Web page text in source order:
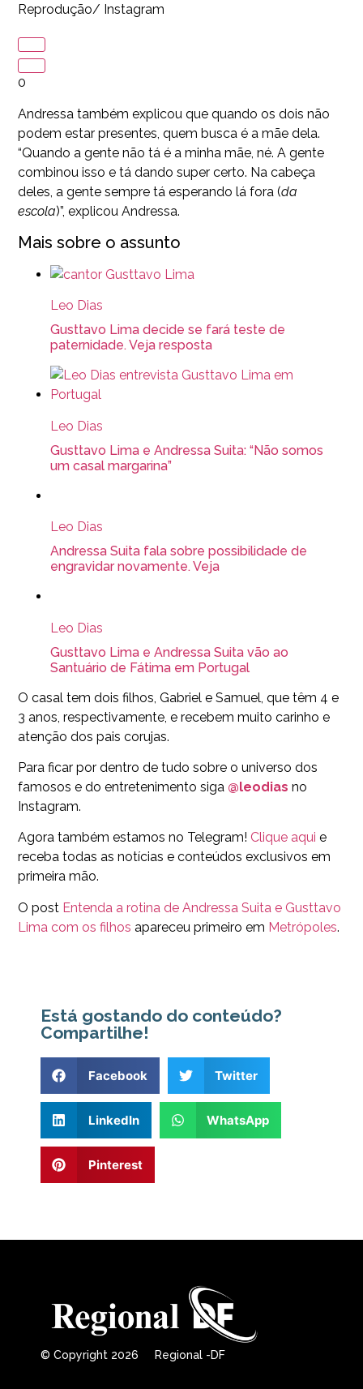
Reprodução/ Instagram
0
Andressa também explicou que quando os dois não
podem estar presentes, quem busca é a mãe dela.
“Quando a gente não tá é a minha mãe, né. A gente
combinou isso e tá dando super certo. Na cabeça
deles, a gente sempre tá esperando lá fora (da
escola)”, explicou Andressa.
Mais sobre o assunto
Leo Dias
Gusttavo Lima decide se fará teste de
paternidade. Veja resposta
Leo Dias
Gusttavo Lima e Andressa Suita: “Não somos
um casal margarina”
Leo Dias
Andressa Suita fala sobre possibilidade de
engravidar novamente. Veja
Leo Dias
Gusttavo Lima e Andressa Suita vão ao
Santuário de Fátima em Portugal
O casal tem dois filhos, Gabriel e Samuel, que têm 4 e
3 anos, respectivamente, e recebem muito carinho e
atenção dos pais corujas.
Para ficar por dentro de tudo sobre o universo dos
famosos e do entretenimento siga @leodias no
Instagram.
Agora também estamos no Telegram! Clique aqui e
receba todas as notícias e conteúdos exclusivos em
primeira mão.
O post Entenda a rotina de Andressa Suita e Gusttavo
Lima com os filhos apareceu primeiro em Metrópoles.
Está gostando do conteúdo?
Compartilhe!
Facebook Twitter
LinkedIn WhatsApp
Pinterest
© Copyright 2026 Regional -DF